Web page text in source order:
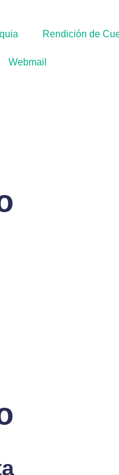
Rendición de
Webmail